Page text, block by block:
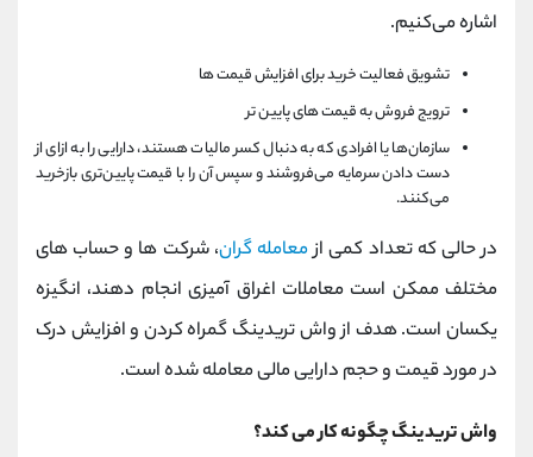
اشاره می‌کنیم.
تشویق فعالیت خرید برای افزایش قیمت ها
ترویج فروش به قیمت های پایین تر
سازمان‌ها یا افرادی که به دنبال کسر مالیات هستند، دارایی را به ازای از
دست دادن سرمایه می‌فروشند و سپس آن را با قیمت پایین‌تری بازخرید
می‌کنند.
در حالی که تعداد کمی ازمعامله گران، شرکت ها و حساب های
مختلف ممکن است معاملات اغراق آمیزی انجام دهند، انگیزه
یکسان است. هدف از واش تریدینگ گمراه کردن و افزایش درک
در مورد قیمت و حجم دارایی مالی معامله شده است.
واش تریدینگ چگونه کار می کند؟